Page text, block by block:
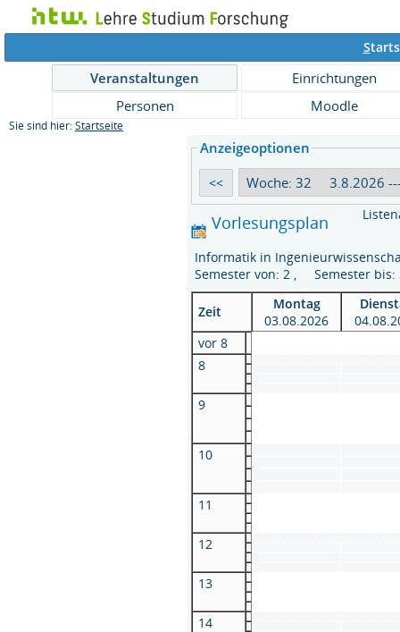
S
Veranstaltungen
Einrichtungen
Personen
Moodle
Sie sind hier: Startseite
Anzeigeoptionen
Vorlesungsplan
Informatik in
Semester von: 2 , Semester
Zeit
Montag
03.08.2026
vor 8
8
9
10
11
12
13
14